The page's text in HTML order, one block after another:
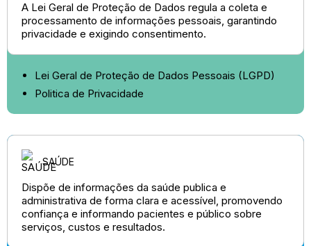
A Lei Geral de Proteção de Dados regula a coleta e
processamento de informações pessoais, garantindo
privacidade e exigindo consentimento.
Lei Geral de Proteção de Dados Pessoais (LGPD)
Politica de Privacidade
SAÚDE
Dispõe de informações da saúde publica e
administrativa de forma clara e acessível, promovendo
confiança e informando pacientes e público sobre
serviços, custos e resultados.